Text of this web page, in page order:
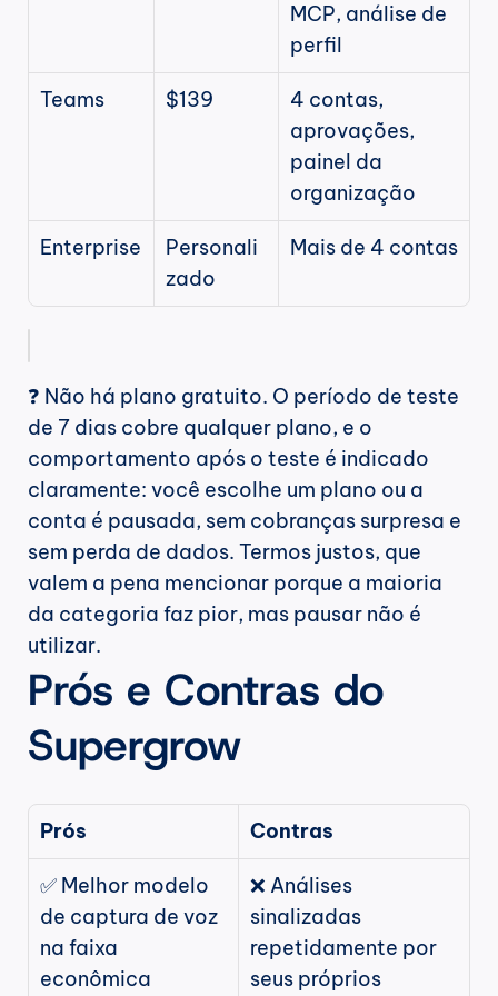
MCP, análise de
perfil
Teams $139
4 contas,
aprovações,
painel da
organização
Enterprise
Personali
zado
Mais de 4 contas
❓ Não há plano gratuito. O período de teste
de 7 dias cobre qualquer plano, e o
comportamento após o teste é indicado
claramente: você escolhe um plano ou a
conta é pausada, sem cobranças surpresa e
sem perda de dados. Termos justos, que
valem a pena mencionar porque a maioria
da categoria faz pior, mas pausar não é
utilizar.
Prós e Contras do
Supergrow
Prós Contras
✅ Melhor modelo
de captura de voz
na faixa
econômica
❌ Análises
sinalizadas
repetidamente por
seus próprios